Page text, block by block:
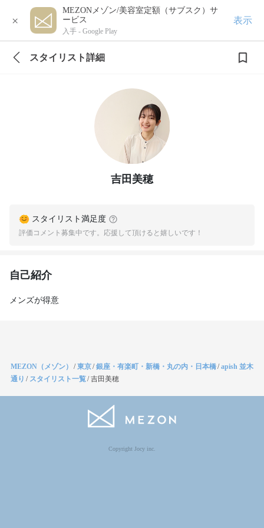
×
MEZONメゾン/美容室定額（サブスク）サ
ービス
入手 - Google Play
表示
スタイリスト詳細
吉田美穂
スタイリスト満足度
評価コメント募集中です。応援して頂けると嬉しいです！
自己紹介
メンズが得意
MEZON（メゾン） /東京/銀座・有楽町・新橋・丸の内・日本橋/apish 並木
通り / スタイリスト一覧/吉田美穂
Copyright Jocy inc.